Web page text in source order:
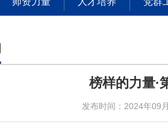
榜样的力量·
发布时间：2024年09